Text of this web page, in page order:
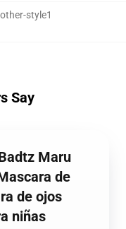
style1
Say
Maru
de
de ojos
niñas